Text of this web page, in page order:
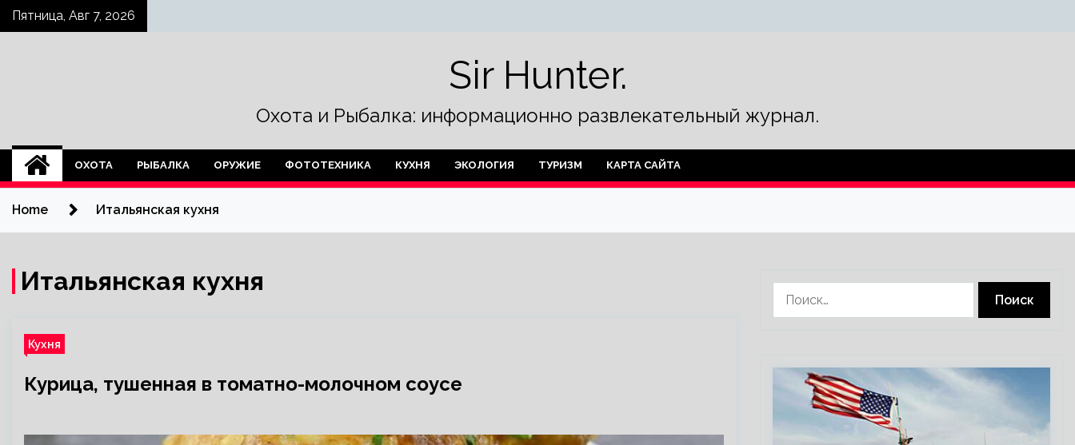
SkipПятница, Авг 7, 2026
Sir Hunter.
Охота и Рыбалка: информационно развлекательный журнал.
ОХОТА РЫБАЛКА ОРУЖИЕ ФОТОТЕХНИКА КУХНЯ ЭКОЛОГИЯ ТУРИЗМ КАРТА САЙТА
Home Итальянская кухня
Итальянская кухня
Кухня
Курица, тушенная в томатно-молочном соусе